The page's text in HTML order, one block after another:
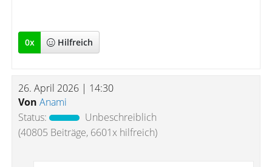
0x Hilfreich
26. April 2026 | 14:30
Von Anami
Status:
Unbeschreiblich
(40805 Beiträge, 6601x hilfreich)